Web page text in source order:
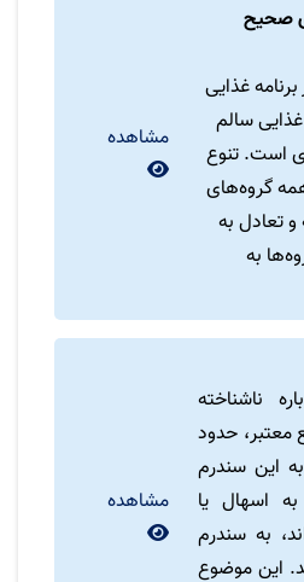
صحیح
غذایی
سالم
است. تنوع
گروه‌های
و تعادل به
به
مشاهده
ناشناخته
معتبر، حدود
این سندرم
اسهال یا
به سندرم
این موضوع
مشاهده